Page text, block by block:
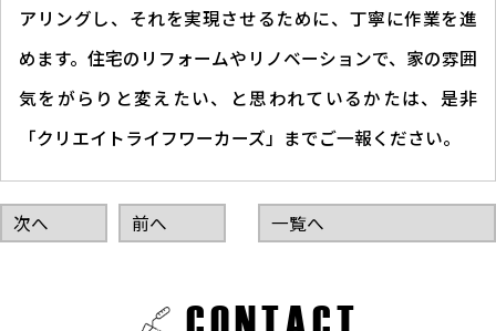
アリングし、それを実現させるために、丁寧に作業を進
めます。住宅のリフォームやリノベーションで、家の雰囲
気をがらりと変えたい、と思われているかたは、是非
「クリエイトライフワーカーズ」までご一報ください。
次へ 前へ 一覧へ